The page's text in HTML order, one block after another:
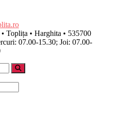
Toplița • Harghita • 535700
07.00-15.30; Joi: 07.00-